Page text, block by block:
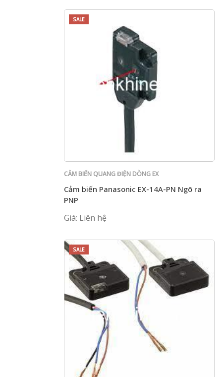
SALE
CẢM BIẾN QUANG ĐIỆN DÒNG EX
Cảm biến Panasonic EX-14A-PN Ngõ ra
PNP
Giá: Liên hệ
SALE